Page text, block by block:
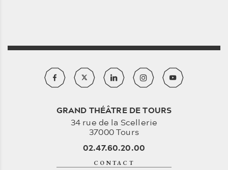
GRAND THÉÂTRE DE TOURS
34 rue de la Scellerie
37000 Tours
02.47.60.20.00
CONTACT